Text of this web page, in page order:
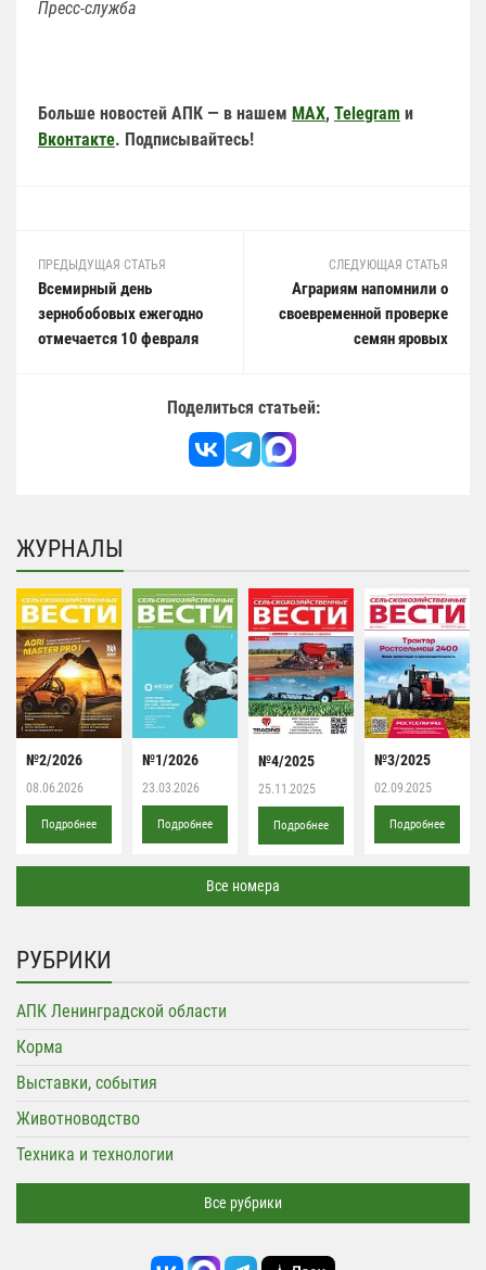
Пресс-служба
Больше новостей АПК — в нашем MAX, Telegram и
Вконтакте. Подписывайтесь!
ПРЕДЫДУЩАЯ СТАТЬЯ
Всемирный день
зернобобовых ежегодно
отмечается 10 февраля
СЛЕДУЮЩАЯ СТАТЬЯ
Аграриям напомнили о
своевременной проверке
семян яровых
Поделиться статьей:
ЖУРНАЛЫ
№2/2026
08.06.2026
Подробнее
№1/2026
23.03.2026
Подробнее
№4/2025
25.11.2025
Подробнее
№3/2025
02.09.2025
Подробнее
Все номера
РУБРИКИ
АПК Ленинградской области
Корма
Выставки, события
Животноводство
Техника и технологии
Все рубрики